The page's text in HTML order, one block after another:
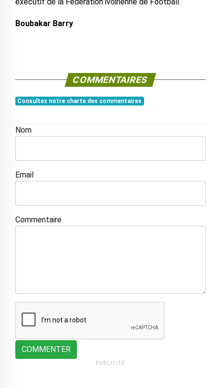
Boubakar Barry
COMMENTAIRES
Consultez notre charte des commentaires
Nom
Email
Commentaire
COMMENTER
PUBLICITÉ